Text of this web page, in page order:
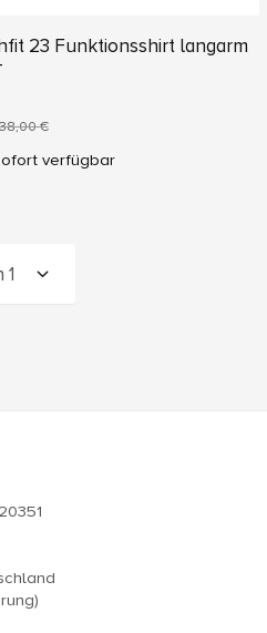
23 Funktionsshirt langarm
€
verfügbar
1